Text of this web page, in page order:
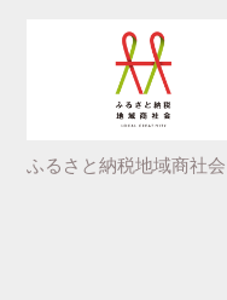
ふるさと納税地域商社会